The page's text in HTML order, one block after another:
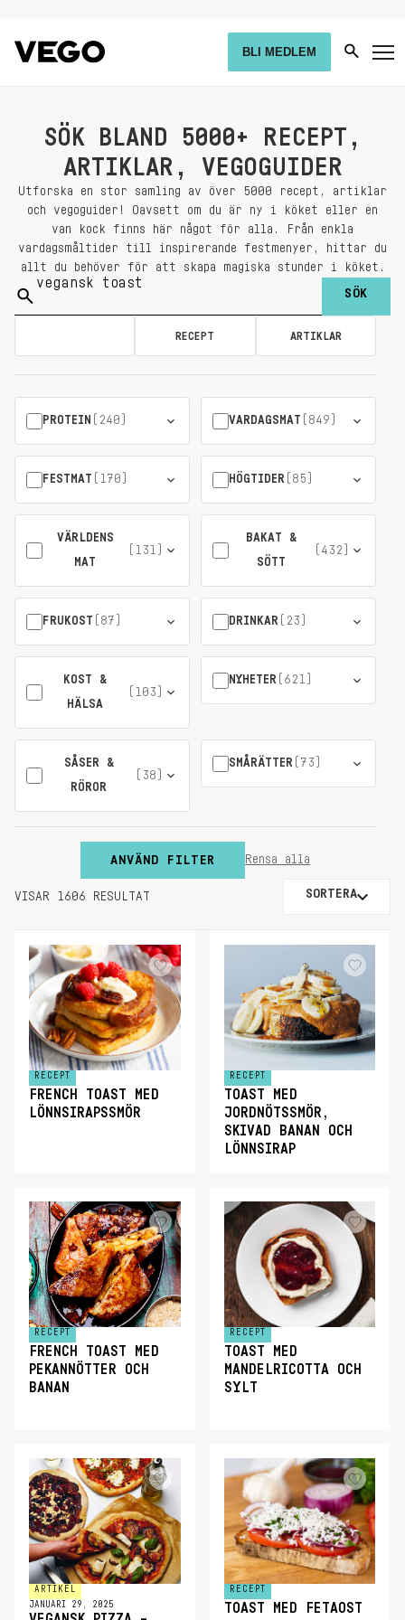
BLI MEDLEM
SÖK BLAND 5000+ RECEPT,
ARTIKLAR, VEGOGUIDER
Utforska en stor samling av över 5000 recept, artiklar
och vegoguider! Oavsett om du är ny i köket eller en
van kock finns här något för alla. Från enkla
vardagsmåltider till inspirerande festmenyer, hittar du
allt du behöver för att skapa magiska stunder i köket.
Sök
på:
RECEPT ARTIKLAR
PROTEIN (240) VARDAGSMAT (849)
FESTMAT (170) HÖGTIDER (85)
VÄRLDENS
MAT
(131)
BAKAT &
SÖTT
(432)
FRUKOST (87) DRINKAR (23)
KOST &
HÄLSA
(103)
NYHETER (621)
SÅSER &
RÖROR
(38)
SMÅRÄTTER (73)
ANVÄND FILTER Rensa alla
VISAR 1606 RESULTAT SORTERA
RECEPT
FRENCH TOAST MED
LÖNNSIRAPSSMÖR
RECEPT
TOAST MED
JORDNÖTSSMÖR,
SKIVAD BANAN OCH
LÖNNSIRAP
RECEPT
FRENCH TOAST MED
PEKANNÖTTER OCH
BANAN
RECEPT
TOAST MED
MANDELRICOTTA OCH
SYLT
ARTIKEL
JANUARI 29, 2025
RECEPT
TOAST MED FETAOST